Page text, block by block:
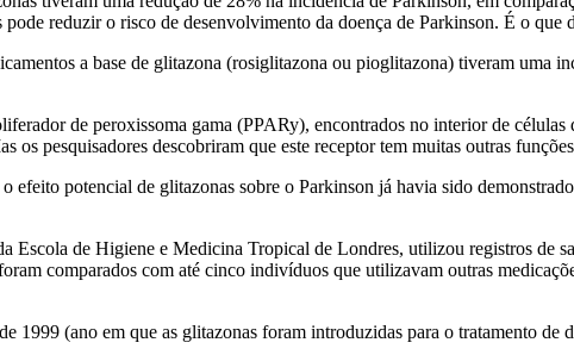
reduzir o risco de desenvolvimento da doença de Parkinson. É o
a base de glitazona (rosiglitazona ou pioglitazona) tiveram uma
de peroxissoma gama (PPARy), encontrados no interior de
os pesquisadores descobriram que este receptor tem muitas outras
efeito potencial de glitazonas sobre o Parkinson já havia sido
Escola de Higiene e Medicina Tropical de Londres, utilizou registros de
comparados com até cinco indivíduos que utilizavam outras
1999 (ano em que as glitazonas foram introduzidas para o tratamento